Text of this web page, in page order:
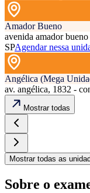
Amador Bueno
avenida amador
SPAgendar nessa
Angélica (Mega
av. angélica, 1832 -
Mostrar todas
Mostrar todas as
Sobre o